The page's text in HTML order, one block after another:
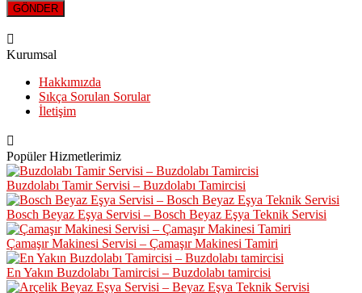
Kurumsal
Hakkımızda
Sıkça Sorulan Sorular
İletişim
Popüler Hizmetlerimiz
Buzdolabı Tamir Servisi – Buzdolabı Tamircisi
Bosch Beyaz Eşya Servisi – Bosch Beyaz Eşya Teknik Servisi
Çamaşır Makinesi Servisi – Çamaşır Makinesi Tamiri
En Yakın Buzdolabı Tamircisi – Buzdolabı tamircisi